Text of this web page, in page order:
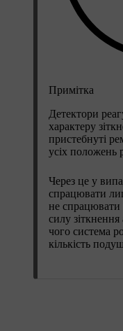
Примітка
Детектори
характеру
пристебнуті
усіх положень
Через це у
спрацювати
не спрацювати
силу зіткнення
чого система
кількість